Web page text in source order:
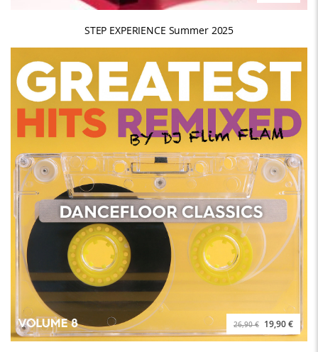
STEP EXPERIENCE Summer 2025
26,90 € 19,90 €